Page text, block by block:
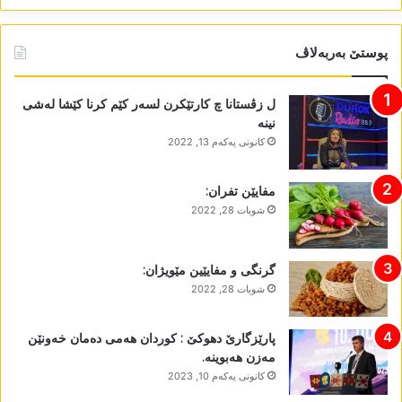
پوستێ بەربەلاڤ
ل زڤستانا چ کارتێکرن لسەر کێم کرنا کێشا لەشی
نینە
كانونی یه‌كه‌م 13, 2022
مفایێن تفران:
شوبات 28, 2022
گرنگی و مفایێین مێویژان:
شوبات 28, 2022
پارێزگارێ دھوکێ : کوردان ھەمی دەمان خەونێن
مەزن ھەبوینە.
كانونی یه‌كه‌م 10, 2023